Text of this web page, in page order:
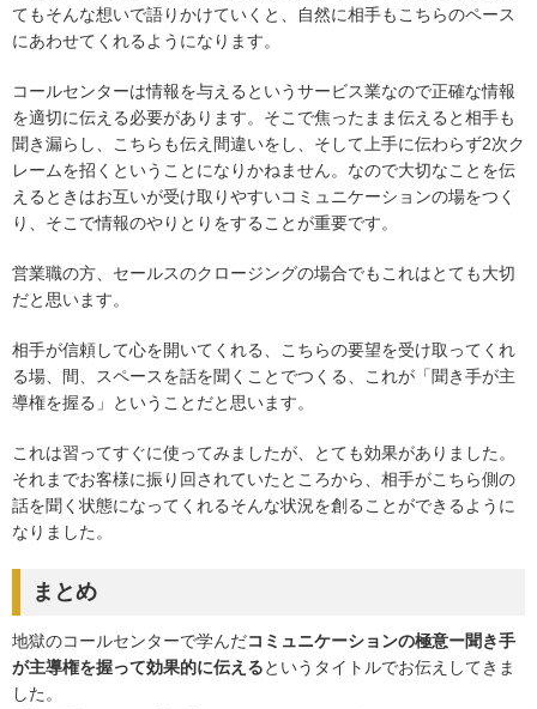
てもそんな想いで語りかけていくと、自然に相手もこちらのペース
にあわせてくれるようになります。
コールセンターは情報を与えるというサービス業なので正確な情報
を適切に伝える必要があります。そこで焦ったまま伝えると相手も
聞き漏らし、こちらも伝え間違いをし、そして上手に伝わらず2次ク
レームを招くということになりかねません。なので大切なことを伝
えるときはお互いが受け取りやすいコミュニケーションの場をつく
り、そこで情報のやりとりをすることが重要です。
営業職の方、セールスのクロージングの場合でもこれはとても大切
だと思います。
相手が信頼して心を開いてくれる、こちらの要望を受け取ってくれ
る場、間、スペースを話を聞くことでつくる、これが「聞き手が主
導権を握る」ということだと思います。
これは習ってすぐに使ってみましたが、とても効果がありました。
それまでお客様に振り回されていたところから、相手がこちら側の
話を聞く状態になってくれるそんな状況を創ることができるように
なりました。
まとめ
地獄のコールセンターで学んだコミュニケーションの極意ー聞き手
が主導権を握って効果的に伝えるというタイトルでお伝えしてきま
した。